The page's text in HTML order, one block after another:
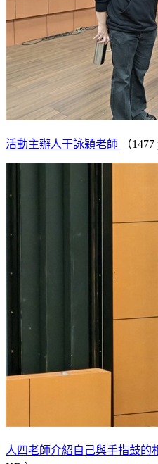
活動主辦人干詠穎老師 （
人四老師介紹自己與手指鼓的